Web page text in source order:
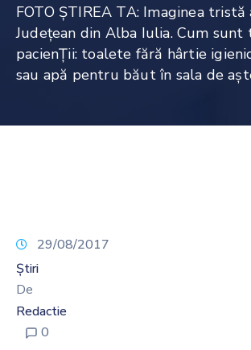
FOTO ŞTIREA TA: Imaginea
Judeţean din Alba Iulia. Cum sunt
pacienŢii: toalete fără hârtie
sau apă pentru băut în sala de
29/08/2017
Știri
De
Redactie
0